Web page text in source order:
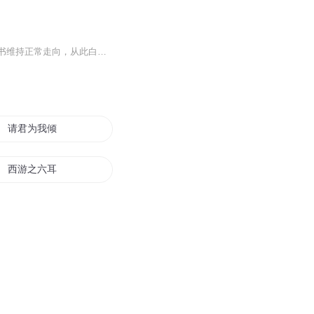
一朝穿书，她成了自己笔下的盛世白莲花。怎么办？这是一个艰难的选择；是为了让自己的书维持正常走向，从此白莲一生；还是在书海无涯中奋起反抗，追求自己的幸福？这真是一个问题……
请君为我倾耳听
西游之六耳传奇